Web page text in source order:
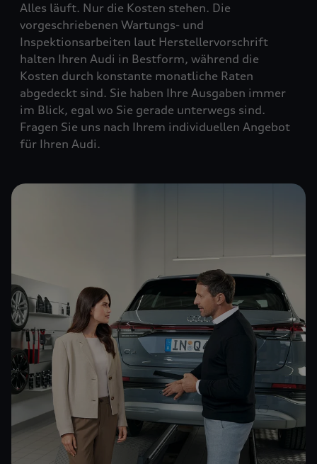
Alles läuft. Nur die Kosten stehen. Die
vorgeschriebenen Wartungs- und
Inspektionsarbeiten laut Herstellervorschrift
halten Ihren Audi in Bestform, während die
Kosten durch konstante monatliche Raten
abgedeckt sind. Sie haben Ihre Ausgaben immer
im Blick, egal wo Sie gerade unterwegs sind.
Fragen Sie uns nach Ihrem individuellen Angebot
für Ihren Audi.